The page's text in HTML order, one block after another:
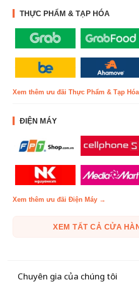
THỰC PHẨM & TẠP HÓA
Xem thêm ưu đãi Thực Phẩm & Tạp
ĐIỆN MÁY
Xem thêm ưu đãi Điện Máy →
XEM TẤT CẢ CỬA
Chuyên gia của chúng tôi